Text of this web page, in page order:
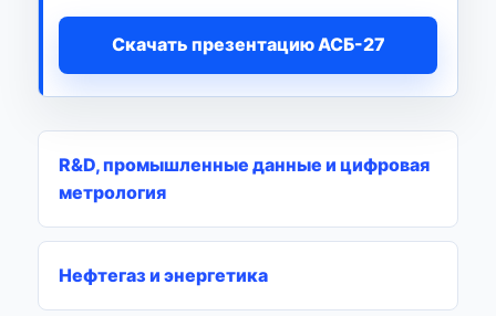
Скачать презентацию АСБ-27
R&D, промышленные данные и цифровая
метрология
Нефтегаз и энергетика